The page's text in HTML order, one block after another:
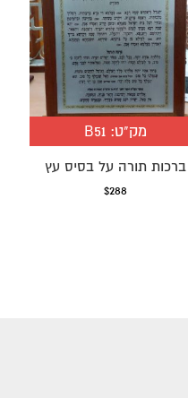
מק"ט:B51
ברכות תורה על בסיס עץ
$288